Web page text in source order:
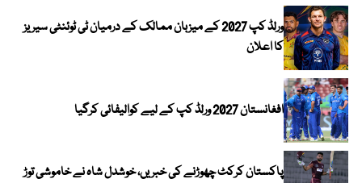
ورلڈ کپ 2027 کے میزبان ممالک کے درمیان ٹی ٹوئنٹی سیریز
کا اعلان
افغانستان 2027 ورلڈ کپ کے لیے کوالیفائی کرگیا
پاکستان کرکٹ چھوڑنے کی خبریں، خوشدل شاہ نے خاموشی توڑ